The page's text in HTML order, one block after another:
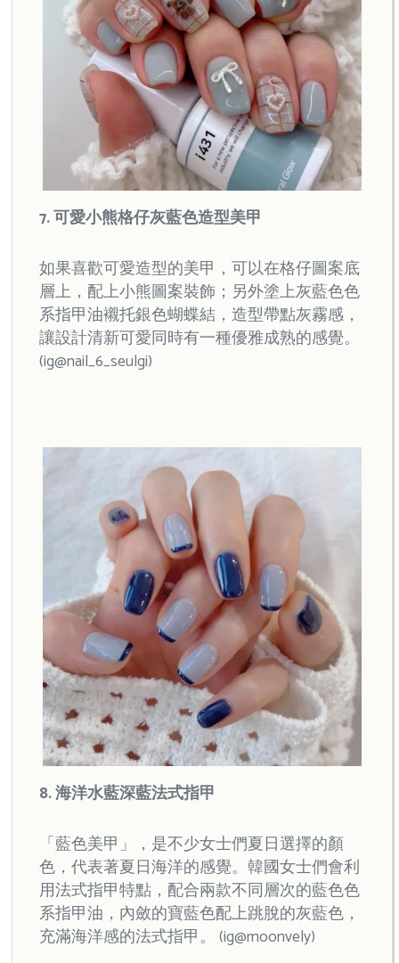
7. 可愛小熊格仔灰藍色造型美甲
如果喜歡可愛造型的美甲，可以在格仔圖案底
層上，配上小熊圖案裝飾；另外塗上灰藍色色
系指甲油襯托銀色蝴蝶結，造型帶點灰霧感，
讓設計清新可愛同時有一種優雅成熟的感覺。
(ig@nail_6_seulgi)
8. 海洋水藍深藍法式指甲
「藍色美甲」，是不少女士們夏日選擇的顏
色，代表著夏日海洋的感覺。韓國女士們會利
用法式指甲特點，配合兩款不同層次的藍色色
系指甲油，內斂的寶藍色配上跳脫的灰藍色，
充滿海洋感的法式指甲。 (ig@moonvely)